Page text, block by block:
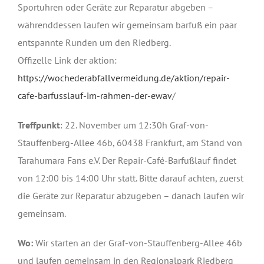
Sportuhren oder Geräte zur Reparatur abgeben –
währenddessen laufen wir gemeinsam barfuß ein paar
entspannte Runden um den Riedberg.
Offizelle Link der aktion:
https://wochederabfallvermeidung.de/aktion/repair-
cafe-barfusslauf-im-rahmen-der-ewav/
Treffpunkt: 22. November um 12:30h Graf-von-
Stauffenberg-Allee 46b, 60438 Frankfurt, am Stand von
Tarahumara Fans e.V. Der Repair-Café-Barfußlauf findet
von 12:00 bis 14:00 Uhr statt. Bitte darauf achten, zuerst
die Geräte zur Reparatur abzugeben – danach laufen wir
gemeinsam.
Wo: Wir starten an der Graf-von-Stauffenberg-Allee 46b
und laufen gemeinsam in den Regionalpark Riedberg